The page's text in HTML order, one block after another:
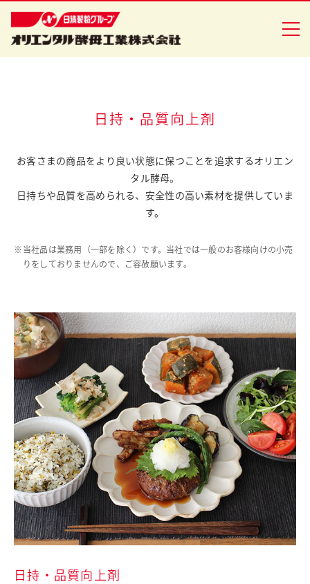
お問い合わせ
English
日清製粉グループ
CSR活動
採用情報
日持・品質向上剤
お客さまの商品をより良い状態に保つことを追求するオリエン
タル酵母。
日持ちや品質を高められる、安全性の高い素材を提供していま
す。
※当社品は業務用（一部を除く）です。当社では一般のお客様向けの小売
りをしておりませんので、ご容赦願います。
日持・品質向上剤